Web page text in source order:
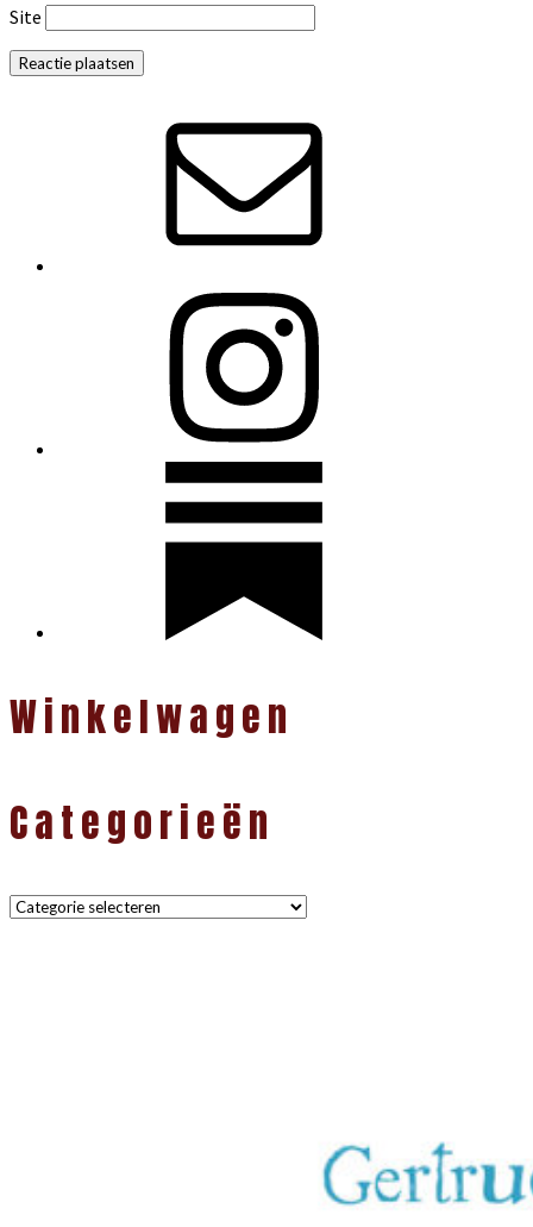
Site
Winkelwagen
Categorieën
Categorieën